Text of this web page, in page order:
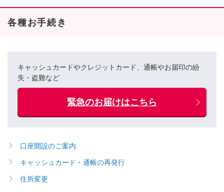
各種お手続き
キャッシュカードやクレジットカード、通帳やお届印の紛
失・盗難など
緊急のお届けはこちら
口座開設のご案内
キャッシュカード・通帳の再発行
住所変更